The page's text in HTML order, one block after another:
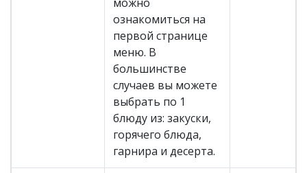
ознакомиться на
первой странице
меню. В
большинстве
случаев вы можете
выбрать по 1
блюду из: закуски,
горячего блюда,
гарнира и десерта.